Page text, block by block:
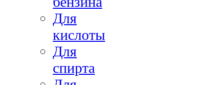
Для
кислоты
Для
спирта